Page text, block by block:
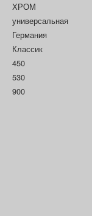
ХРОМ
универсальная
Германия
Классик
450
530
900